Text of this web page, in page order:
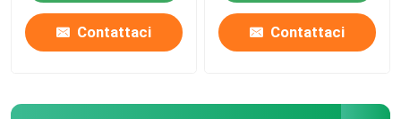
Contattaci Contattaci